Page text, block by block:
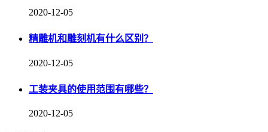
2020-12-05
精雕机和雕刻机有什么区别？
2020-12-05
工装夹具的使用范围有哪些？
2020-12-05